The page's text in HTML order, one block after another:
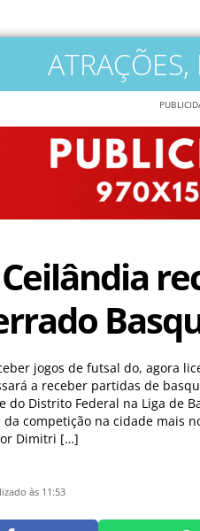
ATRAÇÕES,
Ceilândia
jogos de futsal do, agora
a receber partidas de
do Distrito Federal na Liga de
competição na cidade mais
Dimitri […]
às 11:53